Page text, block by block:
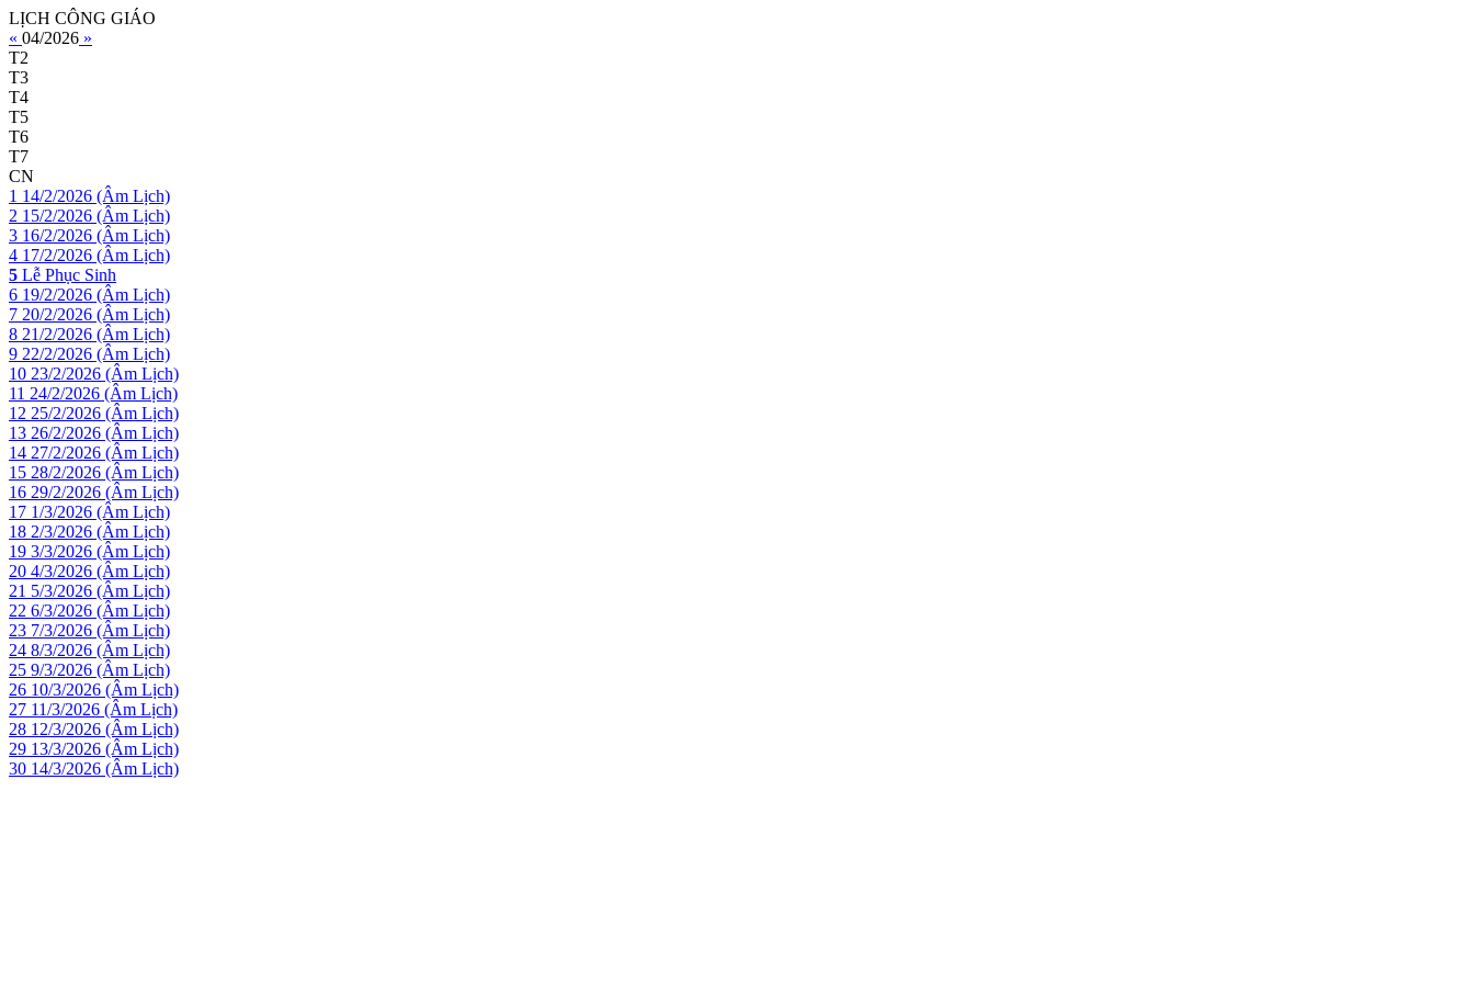
LỊCH CÔNG GIÁO
« 04/2026 »
T2
T3
T4
T5
T6
T7
CN
1 14/2/2026 (Âm Lịch)
2 15/2/2026 (Âm Lịch)
3 16/2/2026 (Âm Lịch)
4 17/2/2026 (Âm Lịch)
5 Lễ Phục Sinh
6 19/2/2026 (Âm Lịch)
7 20/2/2026 (Âm Lịch)
8 21/2/2026 (Âm Lịch)
9 22/2/2026 (Âm Lịch)
10 23/2/2026 (Âm Lịch)
11 24/2/2026 (Âm Lịch)
12 25/2/2026 (Âm Lịch)
13 26/2/2026 (Âm Lịch)
14 27/2/2026 (Âm Lịch)
15 28/2/2026 (Âm Lịch)
16 29/2/2026 (Âm Lịch)
17 1/3/2026 (Âm Lịch)
18 2/3/2026 (Âm Lịch)
19 3/3/2026 (Âm Lịch)
20 4/3/2026 (Âm Lịch)
21 5/3/2026 (Âm Lịch)
22 6/3/2026 (Âm Lịch)
23 7/3/2026 (Âm Lịch)
24 8/3/2026 (Âm Lịch)
25 9/3/2026 (Âm Lịch)
26 10/3/2026 (Âm Lịch)
27 11/3/2026 (Âm Lịch)
28 12/3/2026 (Âm Lịch)
29 13/3/2026 (Âm Lịch)
30 14/3/2026 (Âm Lịch)